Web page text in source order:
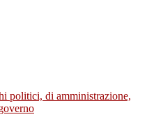
politici, di amministrazione,